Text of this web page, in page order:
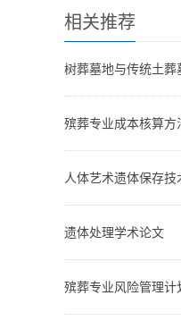
相关推荐
树葬墓地与传统土葬
殡葬专业成本核算方
人体艺术遗体保存技
遗体处理学术论文
殡葬专业风险管理计